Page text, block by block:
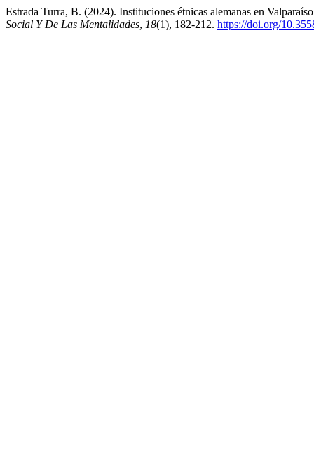
Estrada Turra, B. (2024). Instituciones étnicas alemanas en
Social Y De Las Mentalidades, 18(1), 182-212. https://doi.org/